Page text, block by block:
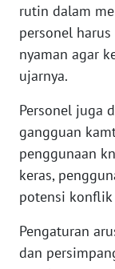
rutin dalam
personel
nyaman agar
ujarnya.
Personel juga
gangguan
penggunaan
keras,
potensi
Pengaturan
dan
WN
SULTRA
WN
NTB
WN
SULTENG
SULBAR